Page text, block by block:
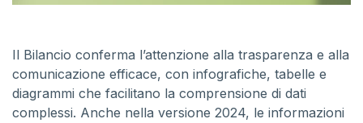
Il Bilancio conferma l’attenzione alla trasparenza e alla
comunicazione efficace, con infografiche, tabelle e
diagrammi che facilitano la comprensione di dati
complessi. Anche nella versione 2024, le informazioni